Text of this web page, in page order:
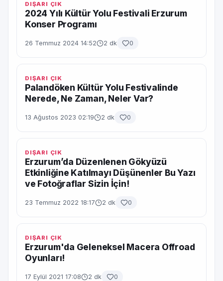
DIŞARI ÇIK
2024 Yılı Kültür Yolu Festivali Erzurum
Konser Programı
26 Temmuz 2024 14:52 2 dk 0
DIŞARI ÇIK
Palandöken Kültür Yolu Festivalinde
Nerede, Ne Zaman, Neler Var?
13 Ağustos 2023 02:19 2 dk 0
DIŞARI ÇIK
Erzurum’da Düzenlenen Gökyüzü
Etkinliğine Katılmayı Düşünenler Bu Yazı
ve Fotoğraflar Sizin İçin!
23 Temmuz 2022 18:17 2 dk 0
DIŞARI ÇIK
Erzurum'da Geleneksel Macera Offroad
Oyunları!
17 Eylül 2021 17:08 2 dk 0